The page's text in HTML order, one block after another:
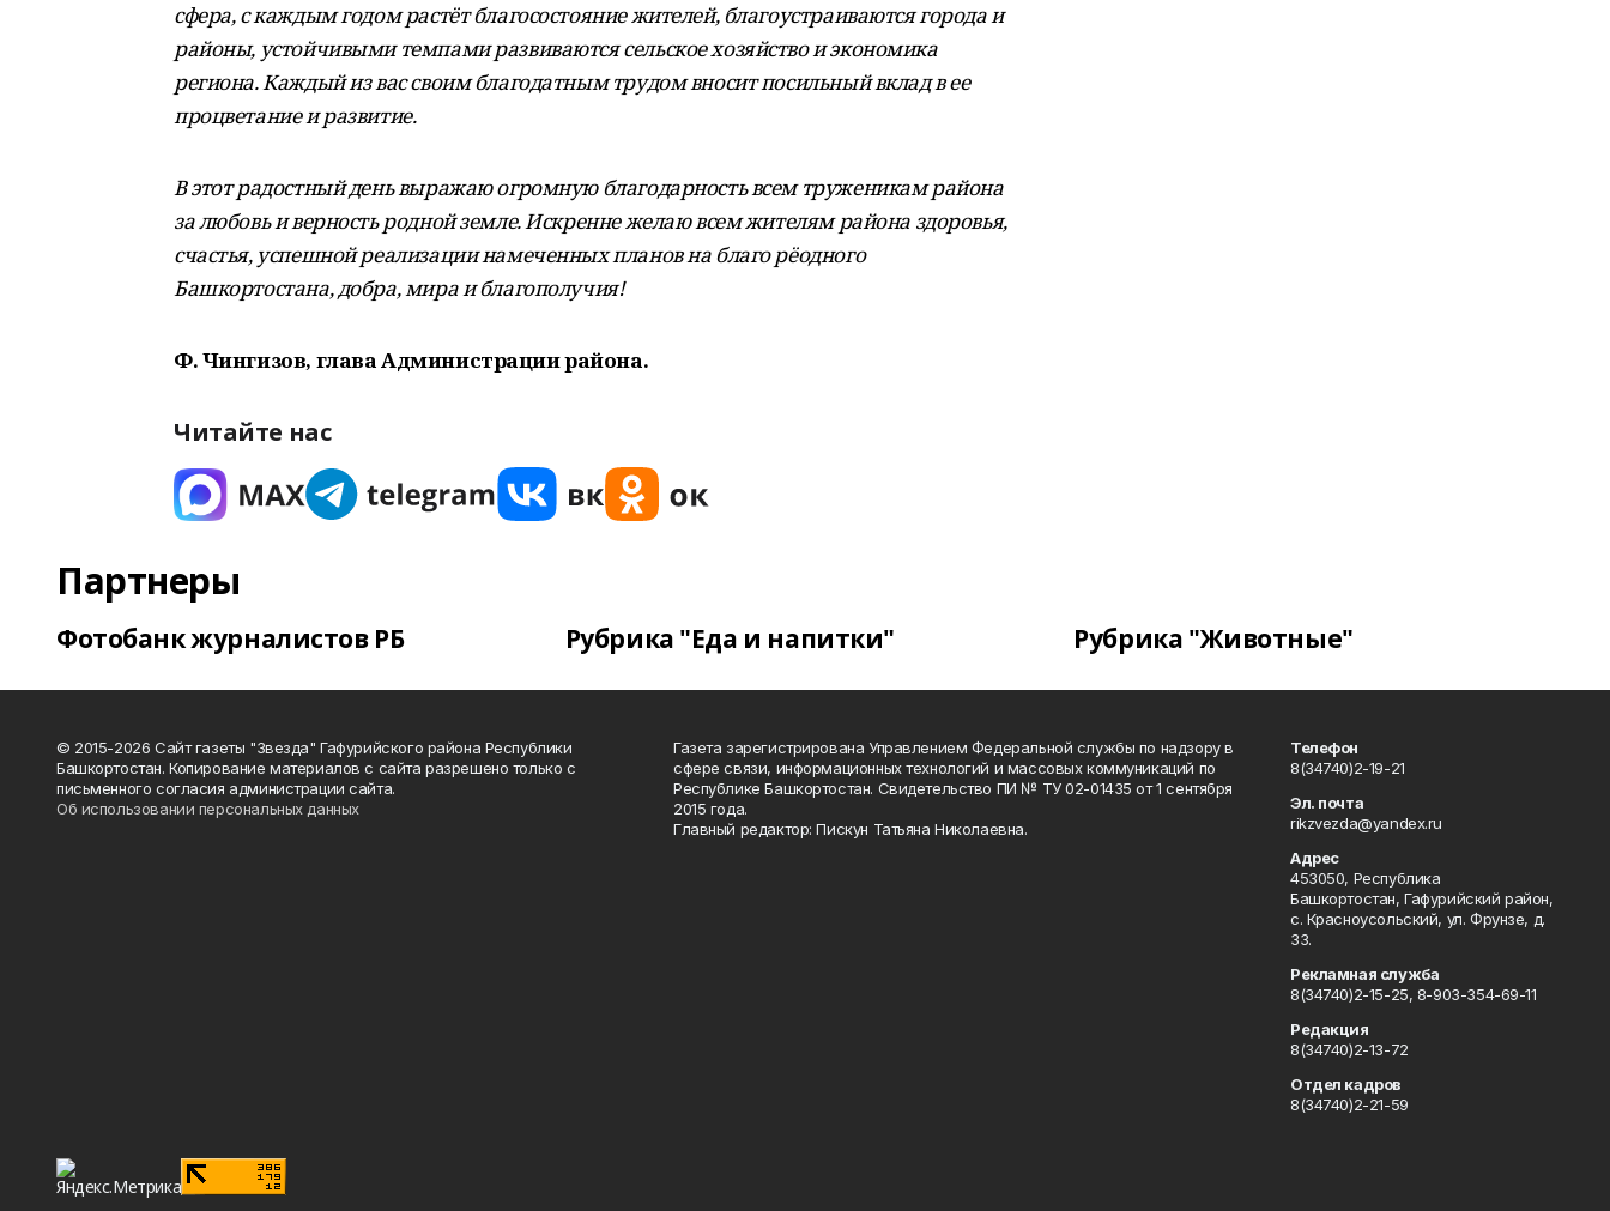
сфера, с каждым годом растёт благосостояние жителей, благоустраиваются города и
районы, устойчивыми темпами развиваются сельское хозяйство и экономика
региона. Каждый из вас своим благодатным трудом вносит посильный вклад в ее
процветание и развитие.
В этот радостный день выражаю огромную благодарность всем труженикам района
за любовь и верность родной земле. Искренне желаю всем жителям района здоровья,
счастья, успешной реализации намеченных планов на благо рёодного
Башкортостана, добра, мира и благополучия!
Ф. Чингизов, глава Администрации района.
Читайте нас
Партнеры
Фотобанк журналистов РБ Рубрика "Еда и напитки" Рубрика "Животные"
© 2015-2026 Сайт газеты "Звезда" Гафурийского района Республики
Башкортостан. Копирование материалов с сайта разрешено только с
письменного согласия администрации сайта.
Об использовании персональных данных
Газета зарегистрирована Управлением Федеральной службы по надзору в
сфере связи, информационных технологий и массовых коммуникаций по
Республике Башкортостан. Свидетельство ПИ № ТУ 02-01435 от 1 сентября
2015 года.
Главный редактор: Пискун Татьяна Николаевна.
Телефон
8(34740)2-19-21
Эл. почта
rikzvezda@yandex.ru
Адрес
453050, Республика
Башкортостан, Гафурийский район,
с. Красноусольский, ул. Фрунзе, д.
33.
Рекламная служба
8(34740)2-15-25, 8-903-354-69-11
Редакция
8(34740)2-13-72
Отдел кадров
8(34740)2-21-59